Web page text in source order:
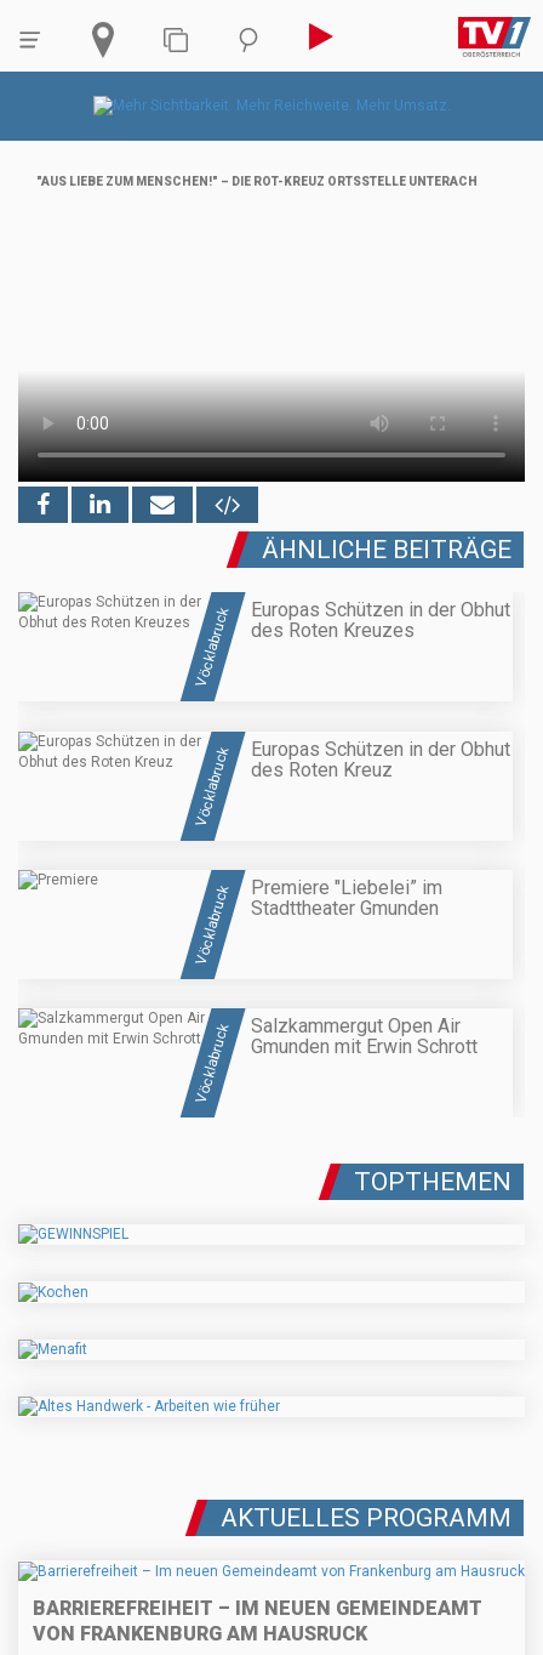
"AUS LIEBE ZUM MENSCHEN!" – DIE ROT-KREUZ ORTSSTELLE UNTERACH
ÄHNLICHE BEITRÄGE
Vöcklabruck
Europas Schützen in der Obhut
des Roten Kreuzes
Vöcklabruck
Europas Schützen in der Obhut
des Roten Kreuz
Vöcklabruck
Premiere "Liebelei” im
Stadttheater Gmunden
Vöcklabruck
Salzkammergut Open Air
Gmunden mit Erwin Schrott
TOPTHEMEN
AKTUELLES PROGRAMM
BARRIEREFREIHEIT – IM NEUEN GEMEINDEAMT
VON FRANKENBURG AM HAUSRUCK